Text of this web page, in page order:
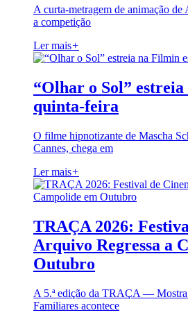
A curta-metragem de animação
a competição
Ler mais+
“Olhar o Sol”
quinta-feira
O filme hipnotizante de Mascha
Cannes, chega em
Ler mais+
TRAÇA 2026:
Arquivo Regressa a
Outubro
A 5.ª edição da TRAÇA —
Familiares acontece